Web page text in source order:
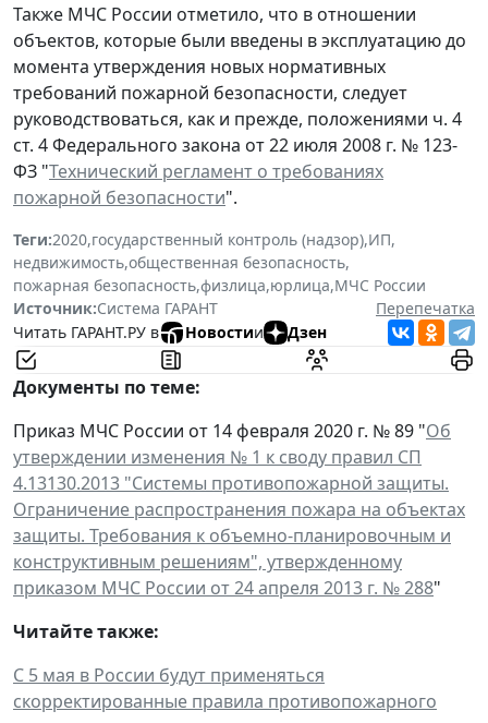
Также МЧС России отметило, что в отношении
объектов, которые были введены в эксплуатацию до
момента утверждения новых нормативных
требований пожарной безопасности, следует
руководствоваться, как и прежде, положениями ч. 4
ст. 4 Федерального закона от 22 июля 2008 г. № 123-
ФЗ "Технический регламент о требованиях
пожарной безопасности".
Теги:2020,государственный контроль (надзор),ИП,
недвижимость,общественная безопасность,
пожарная безопасность,физлица,юрлица,МЧС России
Источник:Система ГАРАНТ
Перепечатка
Читать ГАРАНТ.РУ в
Новостии Дзен
Документы по теме:
Приказ МЧС России от 14 февраля 2020 г. № 89 "Об
утверждении изменения № 1 к своду правил СП
4.13130.2013 "Системы противопожарной защиты.
Ограничение распространения пожара на объектах
защиты. Требования к объемно-планировочным и
конструктивным решениям", утвержденному
приказом МЧС России от 24 апреля 2013 г. № 288"
Читайте также:
С 5 мая в России будут применяться
скорректированные правила противопожарного